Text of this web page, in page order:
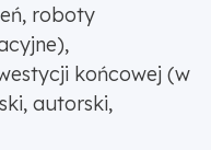
roboty
końcowej (w
autorski,